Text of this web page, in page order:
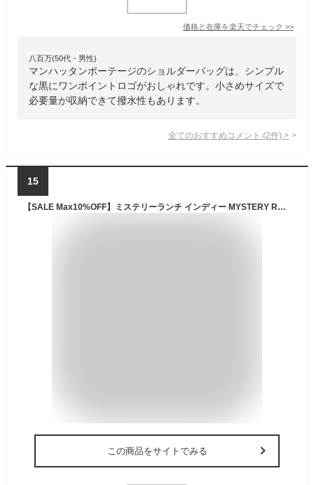
価格と在庫を楽天でチェック >>
八百万(50代・男性)
マンハッタンポーテージのショルダーバッグは、シンプル
な黒にワンポイントロゴがおしゃれです。小さめサイズで
必要量が収納できて撥水性もあります。
全てのおすすめコメント (2件) >
15
【SALE Max10%OFF】ミステリーランチ インディー MYSTERY RANCH Indie 鞄 バッグ ショルダーバッグ ショルダー 肩掛け トラベル 旅行 おしゃれ キャンプ アウトドア
この商品をサイトでみる